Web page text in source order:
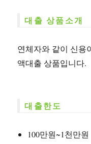
대출 상품소개
연체자와 같이 신용
액대출 상품입니다.
대출한도
100만원~1천만원